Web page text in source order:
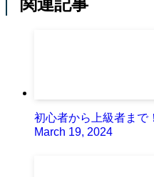
初心者から上級者まで
March 19, 2024